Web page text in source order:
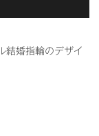
結婚指輪のデザイ